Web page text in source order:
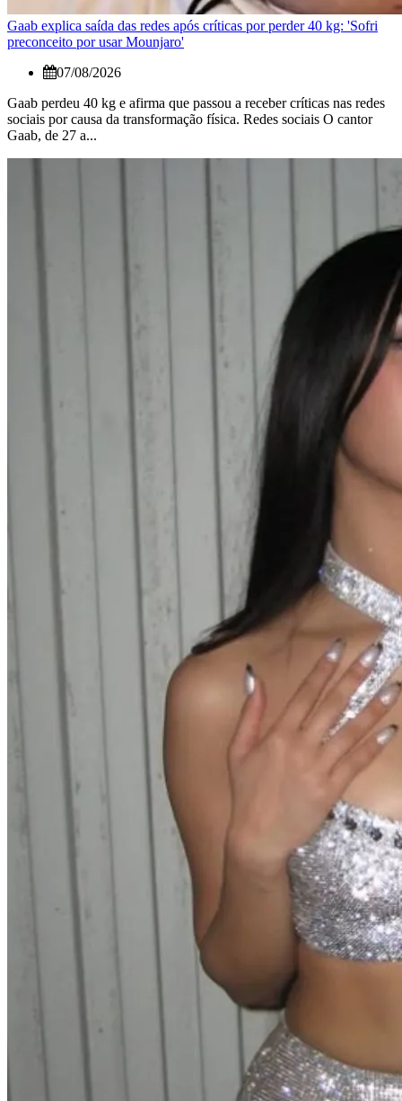
Gaab explica saída das redes após críticas por perder 40 kg: 'Sofri
preconceito por usar Mounjaro'
07/08/2026
Gaab perdeu 40 kg e afirma que passou a receber críticas nas redes
sociais por causa da transformação física. Redes sociais O cantor
Gaab, de 27 a...